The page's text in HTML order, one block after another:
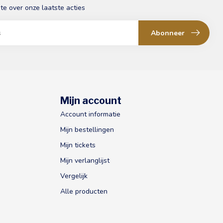
over onze laatste acties
Abonneer
Mijn account
Account informatie
Mijn bestellingen
Mijn tickets
Mijn verlanglijst
Vergelijk
Alle producten